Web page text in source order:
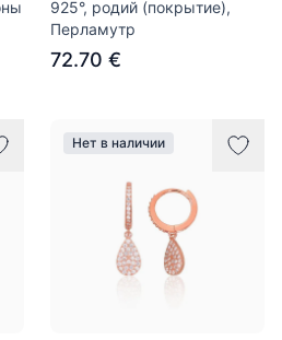
925°, родий (покрытие),
Перламутр
72.70 €
Нет в наличии